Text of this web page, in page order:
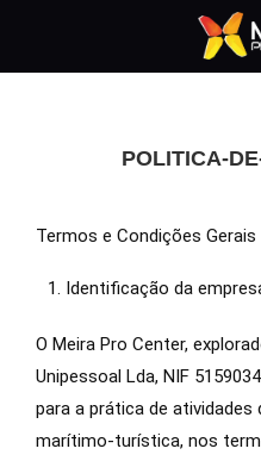
POLITICA-
Termos e Condições Gerais
Identificação da
O Meira Pro Center,
Unipessoal Lda, NIF
para a prática de
marítimo-turística, nos